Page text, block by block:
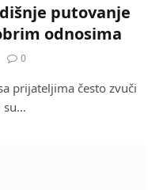
putovanje
odnosima
0
prijateljima često zvuči
su…